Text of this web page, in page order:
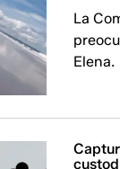
La
Elena.